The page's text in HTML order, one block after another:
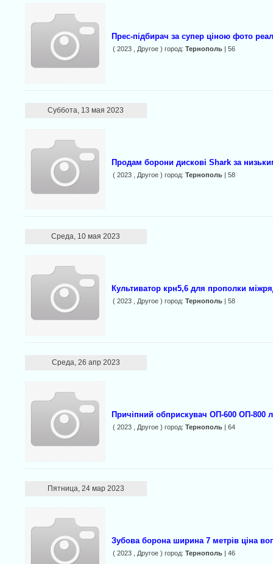
Прес-підбирач за супер ціною фото реал
( 2023 , Другое ) город: Тернополь| 56
Суббота, 13 мая 2023
Продам борони дискові Shark за
( 2023 , Другое ) город: Тернополь| 58
Среда, 10 мая 2023
Культиватор крн5,6 для прополки
( 2023 , Другое ) город: Тернополь| 58
Среда, 26 апр 2023
Причіпний обприскувач ОП-600 ОП-800
( 2023 , Другое ) город: Тернополь| 64
Пятница, 24 мар 2023
Зубова борона ширина 7 метрів ціна
( 2023 , Другое ) город: Тернополь| 46